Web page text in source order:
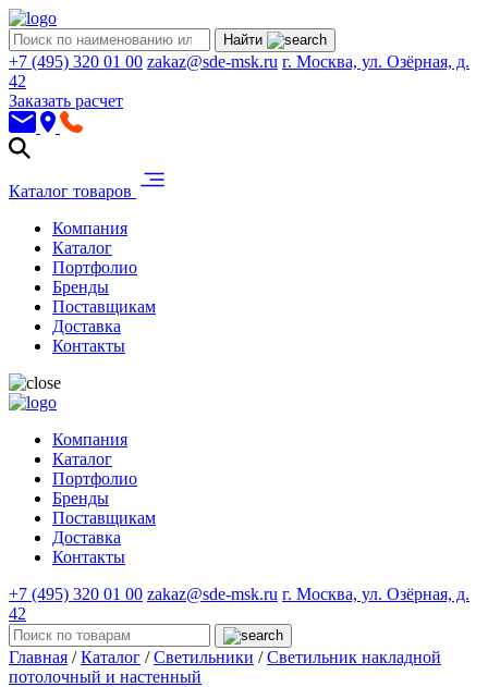
Найти
+7 (495) 320 01 00 zakaz@sde-msk.ru г. Москва, ул. Озёрная, д.
42
Заказать расчет
Каталог товаров
Компания
Каталог
Портфолио
Бренды
Поставщикам
Доставка
Контакты
Компания
Каталог
Портфолио
Бренды
Поставщикам
Доставка
Контакты
+7 (495) 320 01 00 zakaz@sde-msk.ru г. Москва, ул. Озёрная, д.
42
Главная / Каталог / Светильники / Светильник накладной
потолочный и настенный